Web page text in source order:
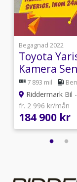
Begagnad 2022
Toyota
Kamera
7 893 mil
Riddermark Bil
fr. 2 996 kr/mån
184 900 kr